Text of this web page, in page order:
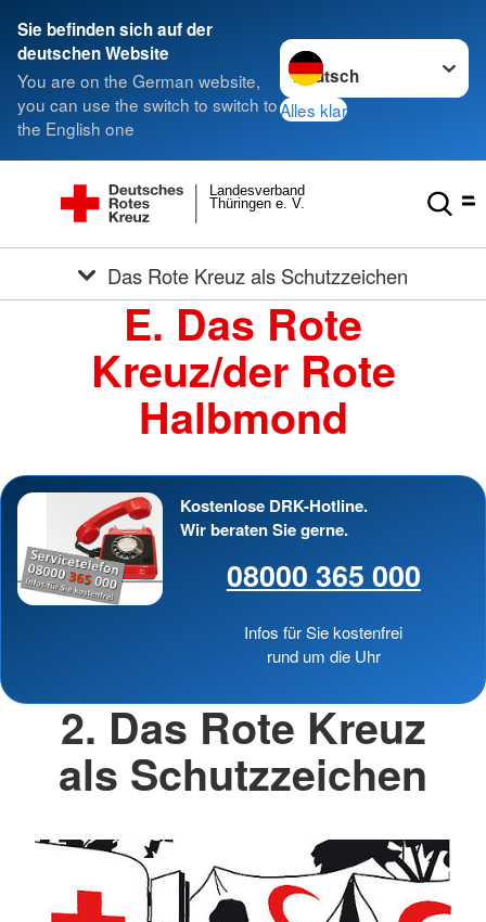
Sie befinden sich auf der
deutschen Website
You are on the German website,
you can use the switch to switch to
the English one
Sprache wechseln zu
Alles klar
Thüringen e. V.
Landesverband
Das Rote Kreuz als Schutzzeichen
E. Das Rote
Kreuz/der Rote
Halbmond
Kostenlose DRK-Hotline.
Wir beraten Sie gerne.
08000 365 000
Infos für Sie kostenfrei
rund um die Uhr
2. Das Rote Kreuz
als Schutzzeichen